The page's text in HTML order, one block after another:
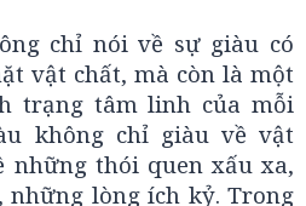
chỉ nói về sự giàu có
vật chất, mà còn là một
trạng tâm linh của mỗi
không chỉ giàu về vật
những thói quen xấu xa,
những lòng ích kỷ. Trong